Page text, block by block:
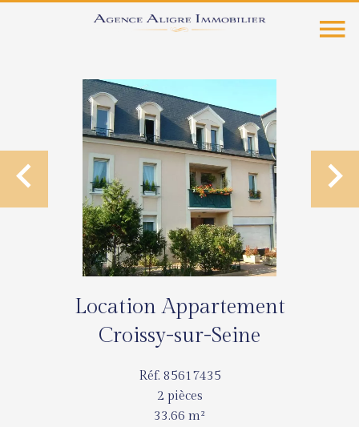
Location Appartement
Croissy-sur-Seine
Réf. 85617435
2 pièces
33.66 m²